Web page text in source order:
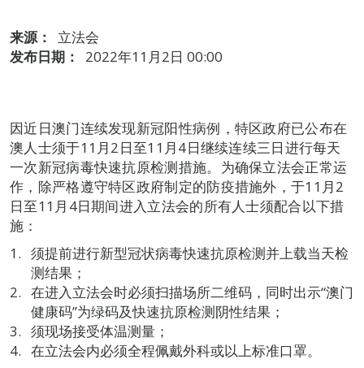
来源：
立法会
发布日期：
2022年11月2日 00:00
因近日澳门连续发现新冠阳性病例，特区政府已公布在
澳人士须于11月2日至11月4日继续连续三日进行每天
一次新冠病毒快速抗原检测措施。为确保立法会正常运
作，除严格遵守特区政府制定的防疫措施外，于11月2
日至11月4日期间进入立法会的所有人士须配合以下措
施：
须提前进行新型冠状病毒快速抗原检测并上载当天检
测结果；
在进入立法会时必须扫描场所二维码，同时出示“澳门
健康码”为绿码及快速抗原检测阴性结果；
须现场接受体温测量；
在立法会内必须全程佩戴外科或以上标准口罩。